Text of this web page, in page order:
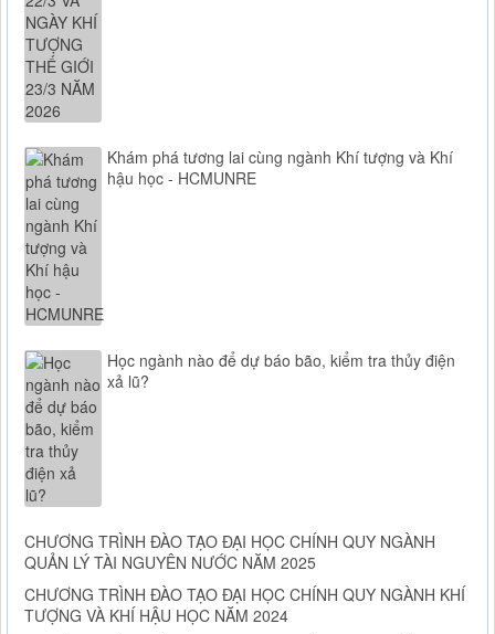
Khám phá tương lai cùng ngành Khí tượng và Khí
hậu học - HCMUNRE
Học ngành nào để dự báo bão, kiểm tra thủy điện
xả lũ?
CHƯƠNG TRÌNH ĐÀO TẠO ĐẠI HỌC CHÍNH QUY NGÀNH
QUẢN LÝ TÀI NGUYÊN NƯỚC NĂM 2025
CHƯƠNG TRÌNH ĐÀO TẠO ĐẠI HỌC CHÍNH QUY NGÀNH KHÍ
TƯỢNG VÀ KHÍ HẬU HỌC NĂM 2024